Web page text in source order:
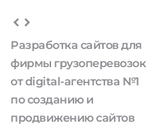
Разработка сайтов для
фирмы грузоперевозок
от digital-агентства №1
по созданию и
продвижению сайтов